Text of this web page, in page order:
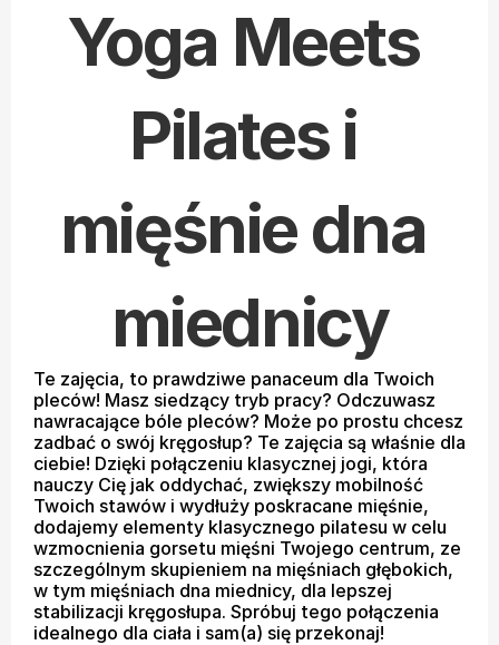
Yoga Meets
Pilates i
mięśnie dna
miednicy
Te zajęcia, to prawdziwe panaceum dla Twoich
pleców! Masz siedzący tryb pracy? Odczuwasz
nawracające bóle pleców? Może po prostu chcesz
zadbać o swój kręgosłup? Te zajęcia są właśnie dla
ciebie! Dzięki połączeniu klasycznej jogi, która
nauczy Cię jak oddychać, zwiększy mobilność
Twoich stawów i wydłuży poskracane mięśnie,
dodajemy elementy klasycznego pilatesu w celu
wzmocnienia gorsetu mięśni Twojego centrum, ze
szczególnym skupieniem na mięśniach głębokich,
w tym mięśniach dna miednicy, dla lepszej
stabilizacji kręgosłupa. Spróbuj tego połączenia
idealnego dla ciała i sam(a) się przekonaj!